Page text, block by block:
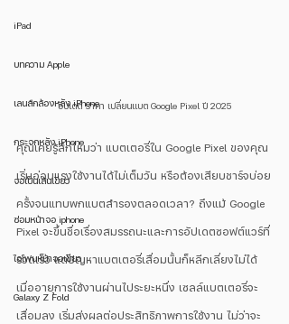
iPad
บทความ Apple
เลนส์กล้องหลัง iPhone
กระจกหลัง iPhone
จอเป็นเส้นเขียว
ซ่อมหน้าจอ iphone
ไอโฟนหน้าจอเขียว
Galaxy Z Fold
อีปเดต ราคา เปลี่ยนแบต Google Pixel ปี 2025
คุณเคยรู้สึกไหมว่า แบตเตอรี่ใน Google Pixel ของคุณ
เริ่มอ่อนแรงใช้งานได้ไม่เต็มวัน หรือต้องเสียบชาร์จบ่อย
ครั้งจนแทบพกแบตสำรองตลอดเวลา? ถึงแม้ Google
Pixel จะขึ้นชื่อเรื่องสมรรถนะและการอัปเดตซอฟต์แวร์ที่
รวดเร็ว แต่ปัญหาแบตเตอรี่เสื่อมนั้นก็หลีกเลี่ยงไม่ได้
เมื่ออายุการใช้งานผ่านไประยะหนึ่ง เซลล์แบตเตอรี่จะ
เสื่อมลง เริ่มส่งผลต่อประสิทธิภาพการใช้งาน ไม่ว่าจะ